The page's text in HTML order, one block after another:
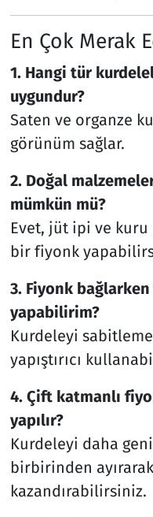
En Çok Merak
1. Hangi tür
uygundur?
Saten ve organze
görünüm sağlar.
2. Doğal
mümkün mü?
Evet, jüt ipi ve
bir fiyonk
3. Fiyonk
yapabilirim?
Kurdeleyi
yapıştırıcı
4. Çift katmanlı
yapılır?
Kurdeleyi daha
birbirinden
kazandırabilirsiniz.